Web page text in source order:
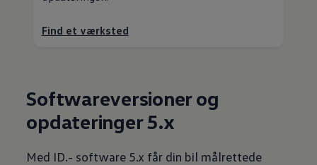
Find et værksted
Softwareversioner og
opdateringer 5.x
Med ID.- software 5.x får din bil målrettede